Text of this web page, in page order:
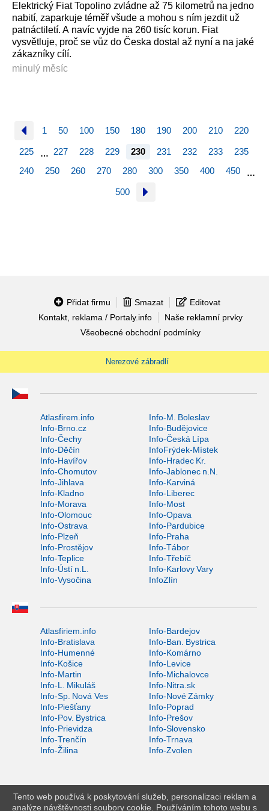
Elektrický Fiat Topolino zvládne až 75 kilometrů na jedno
nabití, zaparkuje téměř všude a mohou s ním jezdit už
patnáctiletí. A navíc vyjde na 260 tisíc korun. Fiat
vysvětluje, proč se vůz do Česka dostal až nyní a na jaké
zákazníky cílí.
minulý měsíc
1 50 100 150 180 190 200 210 220
225 … 227 228 229 230 231 232 233
235
240
250 260 270 280 300 350 400 450 …
500
Přidat firmu Smazat
Editovat
Kontakt, reklama / Portaly.info
Naše reklamní prvky
Všeobecné obchodní podmínky
Nerezové zábradlí
Atlasfirem.info
Info-M. Boleslav
Info-Brno.cz
Info-Budějovice
Info-Čechy
Info-Česká Lípa
Info-Děčín
InfoFrýdek-Místek
Info-Havířov
Info-Hradec Kr.
Info-Chomutov
Info-Jablonec n.N.
Info-Jihlava
Info-Karviná
Info-Kladno
Info-Liberec
Info-Morava
Info-Most
Info-Olomouc
Info-Opava
Info-Ostrava
Info-Pardubice
Info-Plzeň
Info-Praha
Info-Prostějov
Info-Tábor
Info-Teplice
Info-Třebíč
Info-Ústí n.L.
Info-Karlovy Vary
Info-Vysočina
InfoZlín
Atlasfiriem.info
Info-Bardejov
Info-Bratislava
Info-Ban. Bystrica
Info-Humenné
Info-Komárno
Info-Košice
Info-Levice
Info-Martin
Info-Michalovce
Info-L. Mikuláš
Info-Nitra.sk
Info-Sp. Nová Ves
Info-Nové Zámky
Info-Piešťany
Info-Poprad
Info-Pov. Bystrica
Info-Prešov
Info-Prievidza
Info-Slovensko
Info-Trenčín
Info-Trnava
Info-Žilina
Info-Zvolen
Tento web používá k poskytování služeb, personalizaci reklam a
analýze návštěvnosti soubory cookie. Používáním tohoto webu s